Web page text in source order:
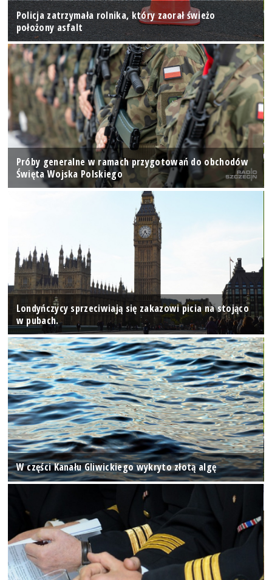
Policja zatrzymała rolnika, który zaorał świeżo
położony asfalt
Próby generalne w ramach przygotowań do obchodów
Święta Wojska Polskiego
Londyńczycy sprzeciwiają się zakazowi picia na stojąco
w pubach.
W części Kanału Gliwickiego wykryto złotą algę